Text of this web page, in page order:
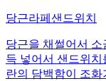
당근라페샌드위치
당근을 채썰어서
득 넣어서 샌드위치
란의 담백함이 조